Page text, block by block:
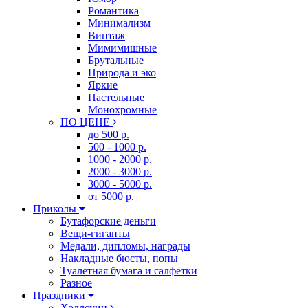
Романтика
Минимализм
Винтаж
Мимимишные
Брутальные
Природа и эко
Яркие
Пастельные
Монохромные
ПО ЦЕНЕ
до 500 р.
500 - 1000 р.
1000 - 2000 р.
2000 - 3000 р.
3000 - 5000 р.
от 5000 р.
Приколы
Бутафорские деньги
Вещи-гиганты
Медали, дипломы, награды
Накладные бюсты, попы
Туалетная бумага и салфетки
Разное
Праздники